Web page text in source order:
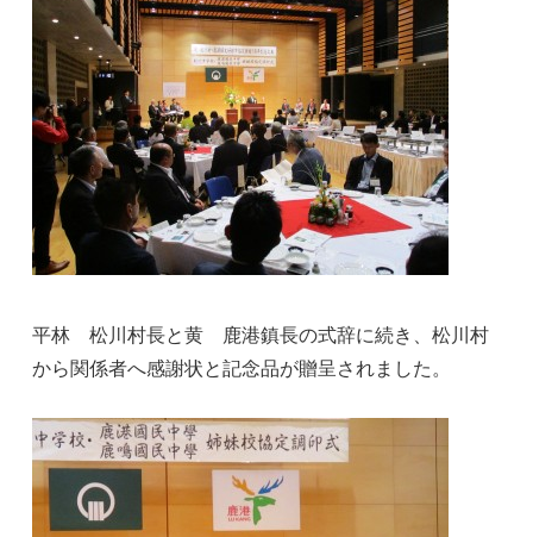
平林 松川村長と黄 鹿港鎮長の式辞に続き、松川村
から関係者へ感謝状と記念品が贈呈されました。